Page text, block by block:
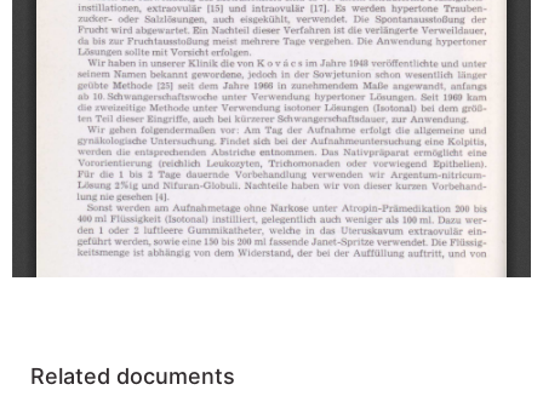
Related documents